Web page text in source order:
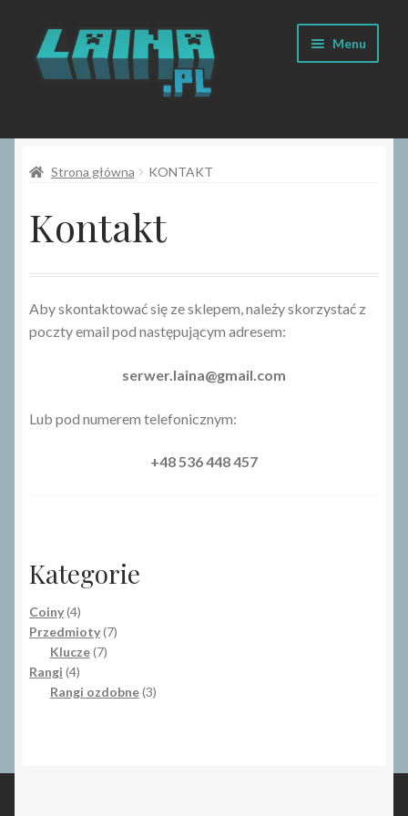
Przejdź
do
nawigacji
Przejdź
do
treści
Menu
FAQ
Koszyk
Moje konto
Regulamin
Strona główna KONTAKT
Kontakt
Aby skontaktować się ze sklepem, należy skorzystać z
poczty email pod następującym adresem:
serwer.laina@gmail.com
Lub pod numerem telefonicznym:
+48 536 448 457
Kategorie
Coiny 44
produkty
Przedmioty 77
Klucze 77
Rangi 44
produkty
Rangi ozdobne 33